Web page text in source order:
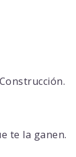
te la ganen.